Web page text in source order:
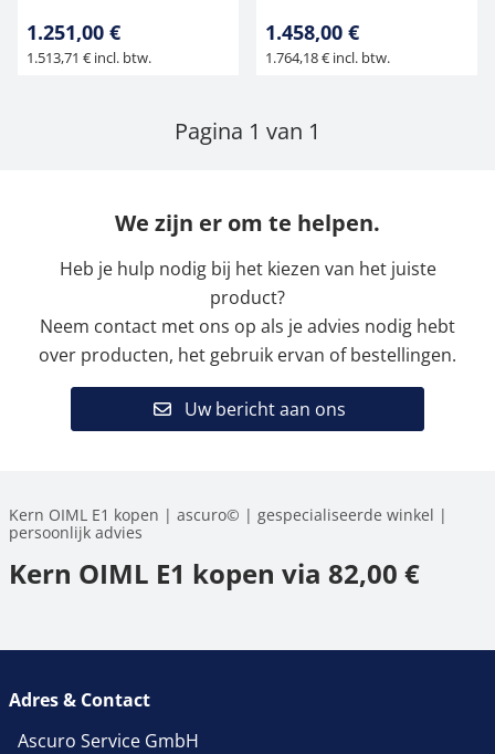
1.251,00 €
1.513,71 € incl. btw.
1.458,00 €
1.764,18 € incl. btw.
Pagina 1 van 1
We zijn er om te helpen.
Heb je hulp nodig bij het kiezen van het juiste
product?
Neem contact met ons op als je advies nodig hebt
over producten, het gebruik ervan of bestellingen.
Uw bericht aan ons
Kern OIML E1 kopen | ascuro© | gespecialiseerde winkel |
persoonlijk advies
Kern OIML E1 kopen via 82,00 €
Adres & Contact
Ascuro Service GmbH